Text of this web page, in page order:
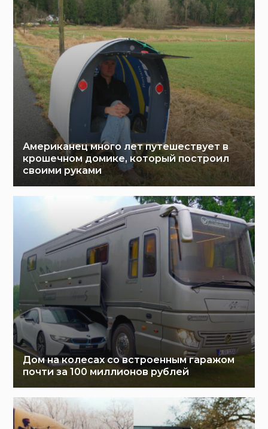
Американец много лет путешествует в
крошечном домике, который построил
своими руками
Дом на колесах со встроенным гаражом
почти за 100 миллионов рублей